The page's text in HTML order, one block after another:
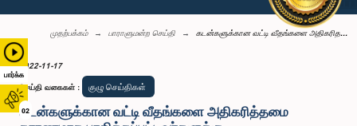
பார்க்க
02
முதற்பக்கம் பாராளுமன்ற செய்தி கடன்களுக்கான வட்டி வீதங்களை அதிகரித...
2022-11-17
செய்தி வகைகள் : குழு செய்திகள்
கடன்களுக்கான வட்டி வீதங்களை அதிகரித்தமை